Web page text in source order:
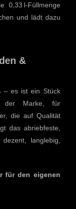
0,33 l-Füllmenge
und lädt dazu
&
– es ist ein Stück
der Marke, für
die auf Qualität
das abriebfeste,
langlebig,
für den eigenen